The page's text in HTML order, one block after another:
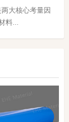
大核心考量因
料...